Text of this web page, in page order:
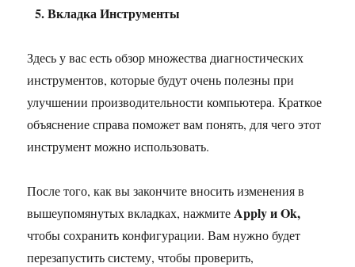
5. Вкладка Инструменты
Здесь у вас есть обзор множества диагностических
инструментов, которые будут очень полезны при
улучшении производительности компьютера. Краткое
объяснение справа поможет вам понять, для чего этот
инструмент можно использовать.
После того, как вы закончите вносить изменения в
вышеупомянутых вкладках, нажмите Apply и Ok,
чтобы сохранить конфигурации. Вам нужно будет
перезапустить систему, чтобы проверить,